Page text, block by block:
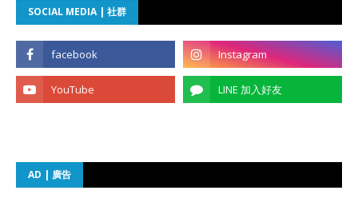
SOCIAL MEDIA | 社群
AD | 廣告